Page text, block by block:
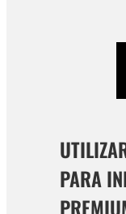
PARA